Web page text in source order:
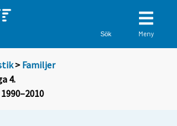
Sök Meny
> Familjer
4.